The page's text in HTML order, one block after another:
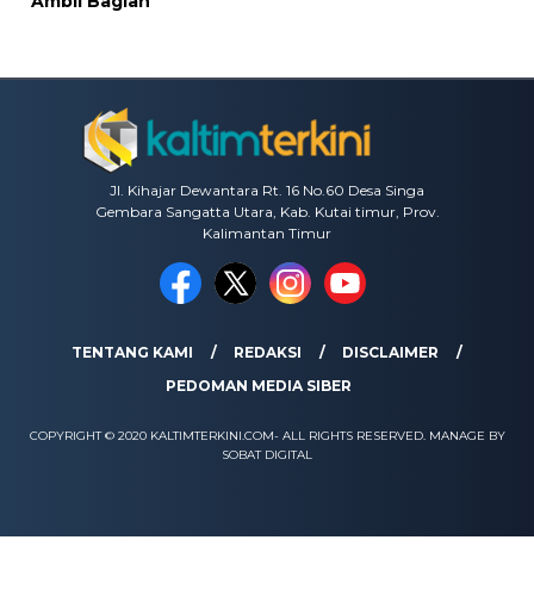
Jl. Kihajar Dewantara Rt. 16 No.60 Desa Singa
Gembara Sangatta Utara, Kab. Kutai timur, Prov.
Kalimantan Timur
TENTANG KAMI REDAKSI
DISCLAIMER
PEDOMAN MEDIA SIBER
COPYRIGHT © 2020 KALTIMTERKINI.COM- ALL RIGHTS RESERVED. MANAGE BY
SOBAT DIGITAL